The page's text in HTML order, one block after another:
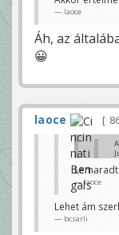
laoce
laoce
Áh, az
😀
laoce
en a
Klaci79
laoce
Lehet ám
bcsarli